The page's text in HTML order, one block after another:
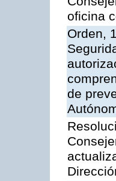
oficina
Orden,
de